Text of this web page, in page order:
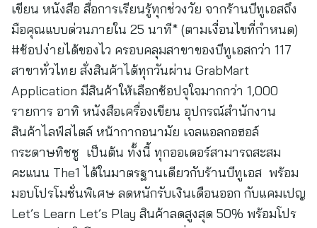
เขียน หนังสือ สื่อการเรียนรู้ทุกช่วงวัย จากร้านบีทูเอสถึง
มือคุณแบบด่วนภายใน 25 นาที* (ตามเงื่อนไขที่กำหนด)
#ช้อปง่ายได้ของไว ครอบคลุมสาขาของบีทูเอสกว่า 117
สาขาทั่วไทย สั่งสินค้าได้ทุกวันผ่าน GrabMart
Application มีสินค้าให้เลือกช้อปจุใจมากกว่า 1,000
รายการ อาทิ หนังสือเครื่องเขียน อุปกรณ์สำนักงาน
สินค้าไลฟ์สไตล์ หน้ากากอนามัย เจลแอลกอฮอล์
กระดาษทิชชู เป็นต้น ทั้งนี้ ทุกออเดอร์สามารถสะสม
คะแนน The1 ได้ในมาตรฐานเดียวกับร้านบีทูเอส พร้อม
มอบโปรโมชั่นพิเศษ ลดหนักรับเงินเดือนออก กับแคมเปญ
Let’s Learn Let’s Play สินค้าลดสูงสุด 50% พร้อมโปร